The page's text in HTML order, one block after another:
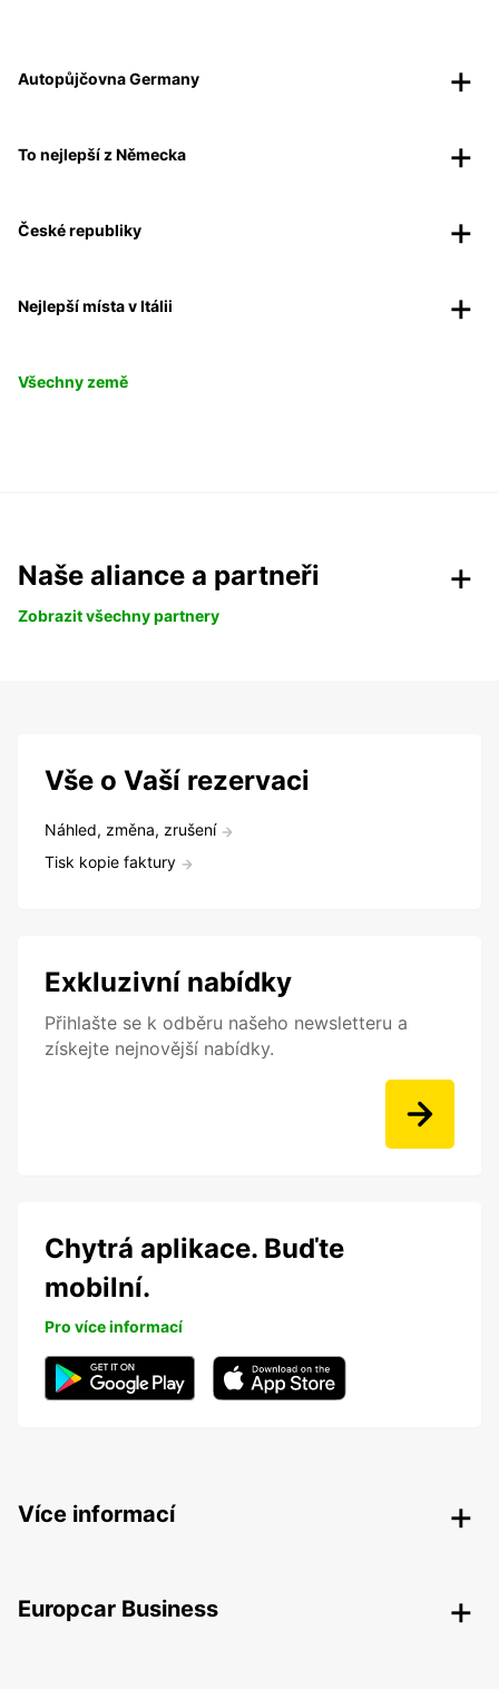
Autopůjčovna Germany
To nejlepší z Německa
České republiky
Nejlepší místa v Itálii
Všechny země
Naše aliance a partneři
Zobrazit všechny partnery
Vše o Vaší rezervaci
Náhled, změna, zrušení
Tisk kopie faktury
Exkluzivní nabídky
Přihlašte se k odběru našeho newsletteru a
získejte nejnovější nabídky.
Chytrá aplikace. Buďte
mobilní.
Pro více informací
Více informací
Europcar Business